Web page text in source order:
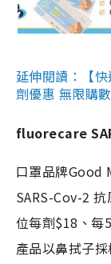
延伸閱讀：【
劑優惠 無限購
fluorecare
口罩品牌Good
SARS-Cov-2
位每劑$18、每
產品以鼻拭子